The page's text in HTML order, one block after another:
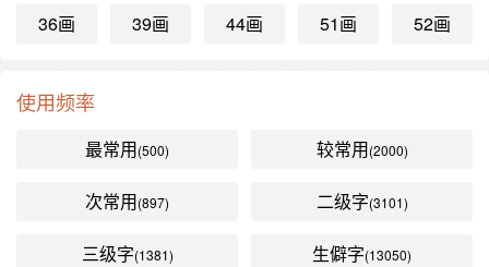
36画 39画 44画 51画 52画
使用频率
最常用(500) 较常用(2000)
次常用(897) 二级字(3101)
三级字(1381) 生僻字(13050)